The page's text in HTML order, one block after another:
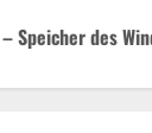
Speicher des